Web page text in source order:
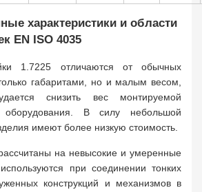
характеристики и области
EN ISO 4035
1.7225 отличаются от обычных
габаритами, но и малым весом,
снизить вес монтируемой
оборудования. В силу небольшой
имеют более низкую стоимость.
на невысокие и умеренные
при соединении тонких
конструкций и механизмов в